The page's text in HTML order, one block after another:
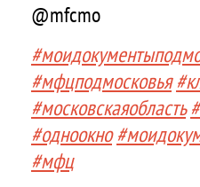
@mfcmo
#мфцподмосковья
#московскаяобласть
#одноокно
#мфц